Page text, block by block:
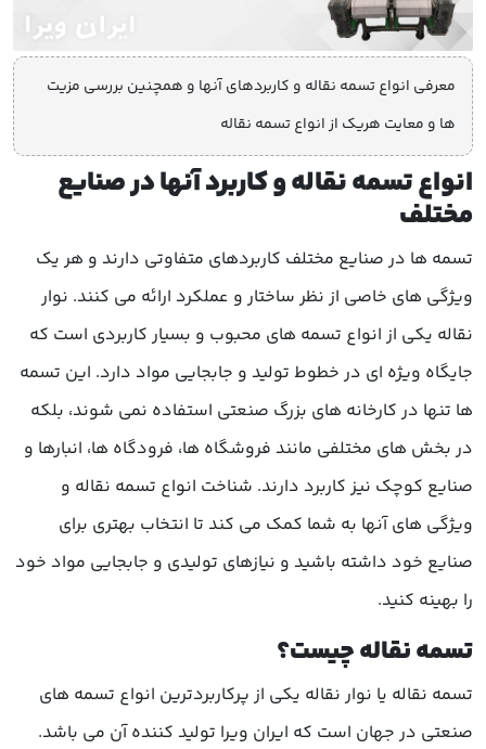
معرفی انواع تسمه نقاله و کاربردهای آنها و همچنین بررسی مزیت
ها و معایت هریک از انواع تسمه نقاله
انواع تسمه نقاله و کاربرد آنها در صنایع
مختلف
تسمه ها در صنایع مختلف کاربردهای متفاوتی دارند و هر یک
ویژگی های خاصی از نظر ساختار و عملکرد ارائه می کنند. نوار
نقاله یکی از انواع تسمه های محبوب و بسیار کاربردی است که
جایگاه ویژه ای در خطوط تولید و جابجایی مواد دارد. این تسمه
ها تنها در کارخانه های بزرگ صنعتی استفاده نمی شوند، بلکه
در بخش های مختلفی مانند فروشگاه ها، فرودگاه ها، انبارها و
صنایع کوچک نیز کاربرد دارند. شناخت انواع تسمه نقاله و
ویژگی های آنها به شما کمک می کند تا انتخاب بهتری برای
صنایع خود داشته باشید و نیازهای تولیدی و جابجایی مواد خود
را بهینه کنید.
تسمه نقاله چیست؟
تسمه نقاله یا نوار نقاله یکی از پرکاربردترین انواع تسمه های
صنعتی در جهان است که ایران ویرا تولید کننده آن می باشد.